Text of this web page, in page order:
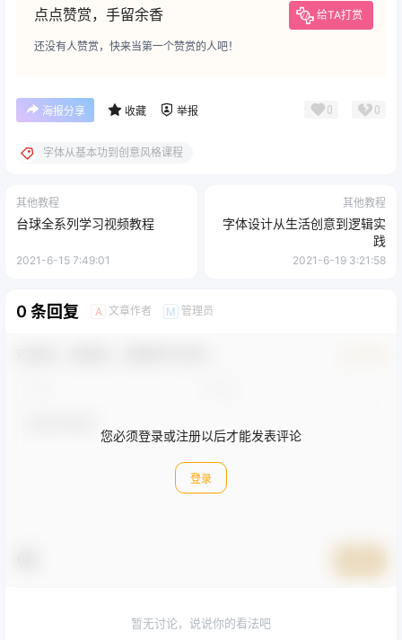
点点赞赏，手留余香 给TA打赏
还没有人赞赏，快来当第一个赞赏的人吧！
海报分享 收藏 举报 0 0
字体从基本功到创意风格课程
其他教程
台球全系列学习视频教程
2021-6-15 7:49:01
其他教程
字体设计从生活创意到逻辑实
践
2021-6-19 3:21:58
0 条回复 A 文章作者 M 管理员
您必须登录或注册以后才能发表评论
登录
暂无讨论，说说你的看法吧